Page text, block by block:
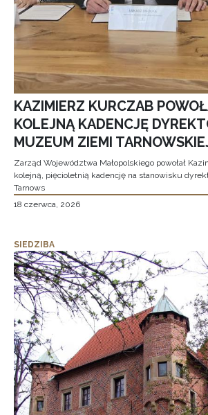
KAZIMIERZ KURCZAB
KOLEJNĄ KADENCJĘ
MUZEUM ZIEMI
Zarząd Województwa Małopolskiego powołał
kolejną, pięcioletnią kadencję na stanowisku
Tarnows
18 czerwca, 2026
SIEDZIBA